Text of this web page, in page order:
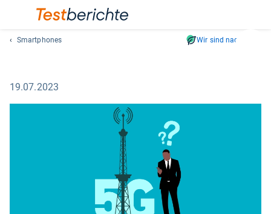
drei
Smartphones Wir sind nachhaltig
19.07.2023